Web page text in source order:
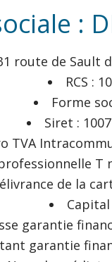
:
route de Sault
RCS :
Forme
Siret :
TVA
T
de la
Capital
garantie
garantie